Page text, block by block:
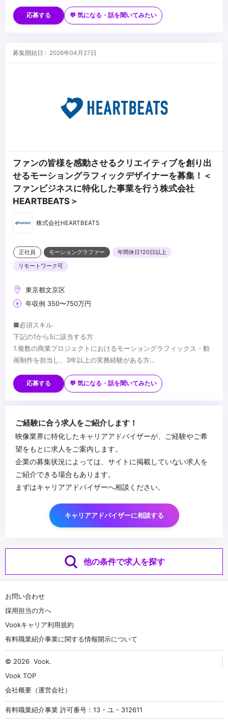
ラフィックス制作)
・Adobe Ps、Aiでの業務経験（3年以上。グラフィックデザイン制
くお願いいたします
ポートフォリオでは、以下の観点についても拝見させていただき
・ポートフォリオの作品や情報を分かりやすく整理して構成されて
■歓迎スキル
・3DCGの制作経験
・コミュニケーションデザイン、マーケティングの知識
・チームマネジメントの経験
・クリエイティブの美しさと事業成果（視聴完了率/CV/エンゲージ
メント）を両立できる方
・チームで協力して目標達成のために積極的にアクションできる方
・自ら考え、顧客にとって最適なアクションを考えられる方
・GA VALUESに共感できる方
応募する 💬 気になる・話を聞いてみたい
募集開始日 : 2026年04月27日
ファンの皆様を感動させるクリエイティブを創り出
せるモーショングラフィックデザイナーを募集！＜
ファンビジネスに特化した事業を行う株式会社
HEARTBEATS＞
株式会社HEARTBEATS
正社員 モーショングラファー
年間休日120日以上
リモートワーク可
東京都文京区
年収例 350〜750万円
■必須スキル
下記の1から5に該当する方
1.複数の商業プロジェクトにおけるモーショングラフィックス・動
画制作を担当し、3年以上の実務経験がある方
度機能を扱える方
3.既存アセット（3Dモデル、イラスト、素材ライブラリ等）を組み
（ボーカロイド楽曲のMV制作、ゲーム・アニメの二次創作映像、
4.Photoshopの操作を熟知している方
5.自分の制作した映像について、表現意図・技法・改善点を論理的
に説明できる方
※応募時ポートフォリオ提出必須（各作品について簡潔なコンセプ
ト説明を記入いただきます）
・コンポジットの経験
・ゲームやアニメ等のグラフィックやエフェクトの制作経験
・写真レタッチの経験
■求める人物像
・常に新しい表現を学習し、吸収する能力がある方
・人を楽しませることへの情熱と愛情がある方
・多様なバックグラウンドの方と、柔軟なコミュニケーションを取
れる方
・社内外の多数のステークホルダーを調整し、プロジェクトを推進
・フィードバックを受け入れ、コンテンツホルダーとそのファンの
ためのクリエイティブを制作できる方
・社内の他職種も含めたメンバーと、日本語で円滑にコミュニケー
ションが取れる方
...
応募する 💬 気になる・話を聞いてみたい
ご経験に合う求人をご紹介します！
映像業界に特化したキャリアアドバイザーが、ご経験やご希
望をもとに求人をご案内します。
企業の募集状況によっては、サイトに掲載していない求人を
ご紹介できる場合もあります。
まずはキャリアアドバイザーへ相談ください。
キャリアアドバイザーに相談する
他の条件で求人を探す
お問い合わせ
採用担当の方へ
Vookキャリア利用規約
有料職業紹介事業に関する情報開示について
© 2026 Vook.
Vook TOP
会社概要（運営会社）
有料職業紹介事業 許可番号：13 - ユ - 312611